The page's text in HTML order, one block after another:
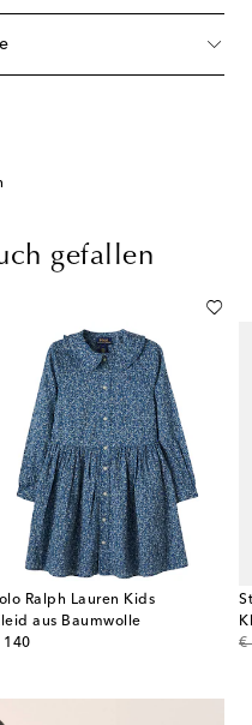
gefallen
Ralph Lauren Kids
aus Baumwolle
140
price €